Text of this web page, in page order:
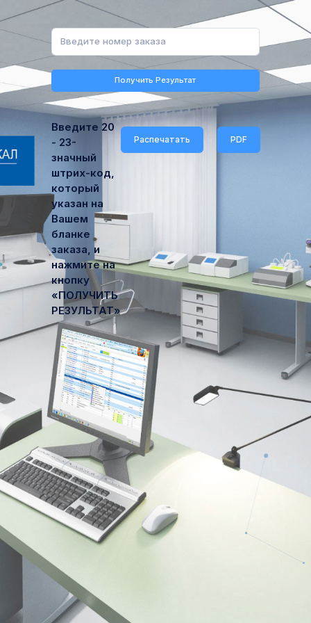
Получить Результат
Введите 20
- 23-
значный
штрих-код,
который
указан на
Вашем
бланке
заказа, и
нажмите на
кнопку
«ПОЛУЧИТЬ
РЕЗУЛЬТАТ»
Распечатать PDF